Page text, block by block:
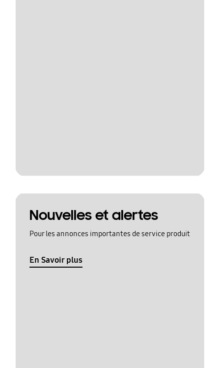
Nouvelles et alertes
Pour les annonces importantes de service produit
En Savoir plus